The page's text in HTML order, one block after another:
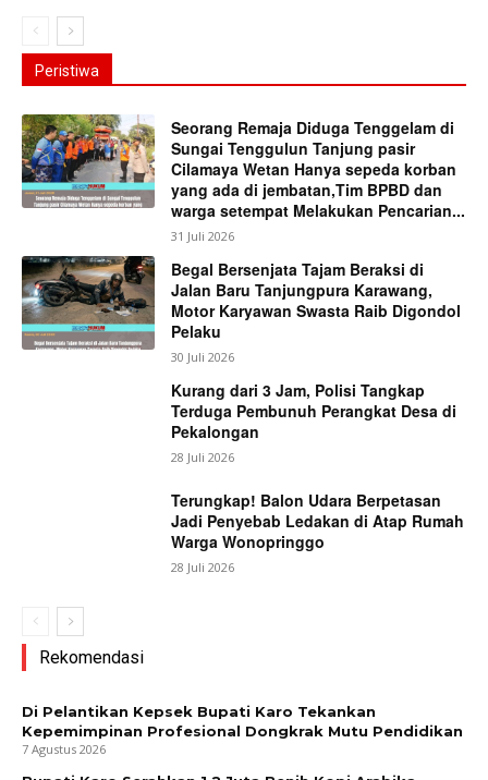
Peristiwa
Seorang Remaja Diduga Tenggelam di
Sungai Tenggulun Tanjung pasir
Cilamaya Wetan Hanya sepeda korban
yang ada di jembatan,Tim BPBD dan
warga setempat Melakukan Pencarian...
31 Juli 2026
Begal Bersenjata Tajam Beraksi di
Jalan Baru Tanjungpura Karawang,
Motor Karyawan Swasta Raib Digondol
Pelaku
30 Juli 2026
Kurang dari 3 Jam, Polisi Tangkap
Terduga Pembunuh Perangkat Desa di
Pekalongan
28 Juli 2026
Terungkap! Balon Udara Berpetasan
Jadi Penyebab Ledakan di Atap Rumah
Warga Wonopringgo
28 Juli 2026
Rekomendasi
Di Pelantikan Kepsek Bupati Karo Tekankan
Kepemimpinan Profesional Dongkrak Mutu Pendidikan
7 Agustus 2026